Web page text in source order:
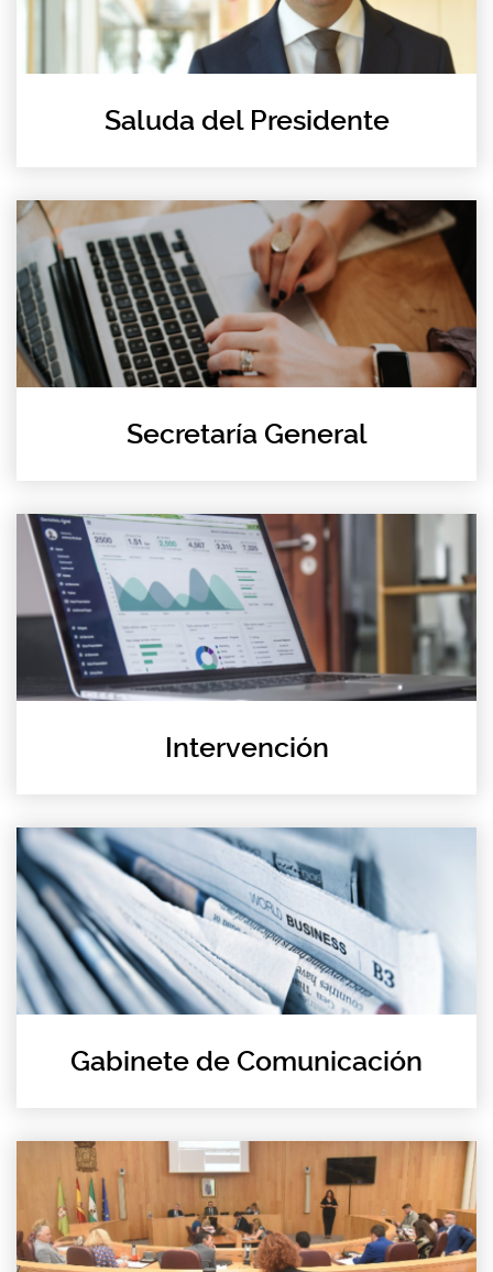
Saluda del Presidente
Secretaría General
Intervención
Gabinete de Comunicación